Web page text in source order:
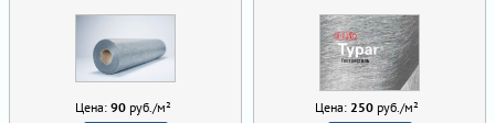
Цена: 90руб./м² Цена: 250 руб./м²